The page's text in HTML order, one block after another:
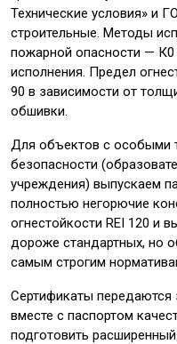
Технические условия» и
строительные. Методы
пожарной опасности —
исполнения. Предел
90 в зависимости от
обшивки.
Для объектов с особыми
безопасности
учреждения) выпускаем
полностью негорючие
огнестойкости REI 120 и
дороже стандартных, но
самым строгим
Сертификаты передаются
вместе с паспортом
подготовить